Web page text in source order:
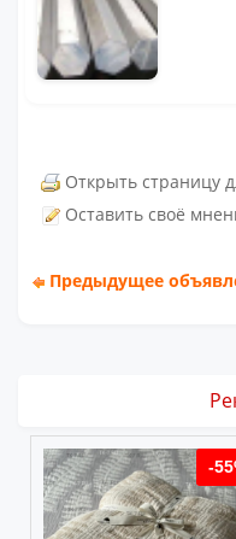
Открыть страницу
Оставить своё
Предыдущее
-